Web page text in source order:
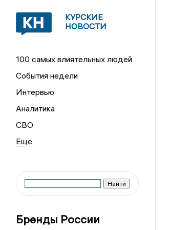
КУРСКИЕ
НОВОСТИ
100 самых влиятельных людей
События недели
Интервью
Аналитика
СВО
Бренды России